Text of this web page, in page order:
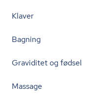
Klaver
Bagning
Graviditet og fødsel
Massage